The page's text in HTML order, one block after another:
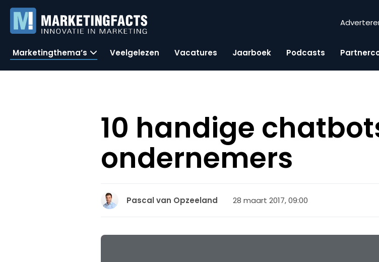
Marketingthema’s Veelgelezen Vacatures Jaarboek Podcasts
10 handige
ondernemers
Pascal van Opzeeland 28 maart 2017, 09:00